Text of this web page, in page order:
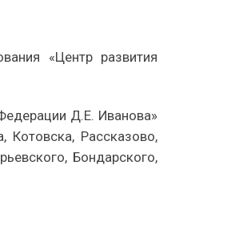
«Центр развития
Д.Е. Иванова»
Котовска, Рассказово,
Бондарского,